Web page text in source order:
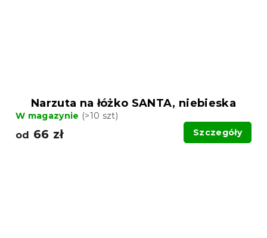
Narzuta na łóżko SANTA, niebieska
W magazynie (>10 szt)
od 66 zł Szczegóły